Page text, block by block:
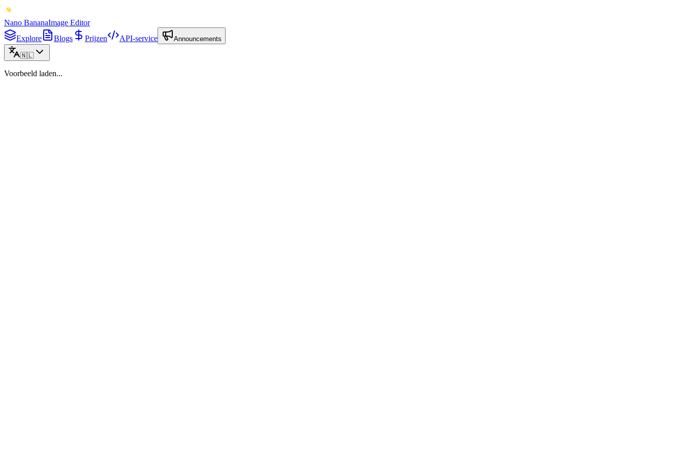
Nano BananaImage Editor
Explore
Blogs Prijzen API-service Announcements
🇳🇱
Voorbeeld laden...